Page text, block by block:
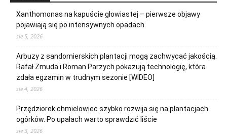
Xanthomonas na kapuście głowiastej – pierwsze objawy
pojawiają się po intensywnych opadach
sie 5, 2026
Arbuzy z sandomierskich plantacji mogą zachwycać jakością.
Rafał Żmuda i Roman Parzych pokazują technologię, która
zdała egzamin w trudnym sezonie [WIDEO]
sie 4, 2026
Przędziorek chmielowiec szybko rozwija się na plantacjach
ogórków. Po upałach warto sprawdzić liście
sie 3, 2026